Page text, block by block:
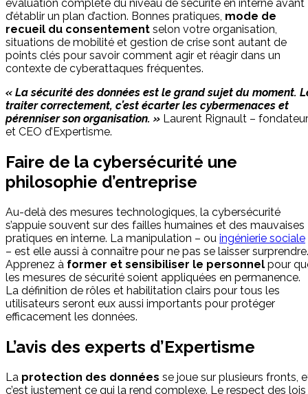
évaluation complète du niveau de sécurité en interne avant
d’établir un plan d’action. Bonnes pratiques, mode de
recueil du consentement selon votre organisation,
situations de mobilité et gestion de crise sont autant de
points clés pour savoir comment agir et réagir dans un
contexte de cyberattaques fréquentes.
« La sécurité des données est le grand sujet du moment.
traiter correctement, c’est écarter les cybermenaces et
pérenniser son organisation. » Laurent Rignault – fondateur
et CEO d’Expertisme.
Faire de la cybersécurité une
philosophie d’entreprise
Au-delà des mesures technologiques, la cybersécurité
s’appuie souvent sur des failles humaines et des mauvaises
pratiques en interne. La manipulation – ou ingénierie sociale
– est elle aussi à connaître pour ne pas se laisser surprendre.
Apprenez à former et sensibiliser le personnel pour
les mesures de sécurité soient appliquées en permanence.
La définition de rôles et habilitation clairs pour tous les
utilisateurs seront eux aussi importants pour protéger
efficacement les données.
L’avis des experts d’Expertisme
La protection des données se joue sur plusieurs fronts,
c’est justement ce qui la rend complexe. Le respect des lois